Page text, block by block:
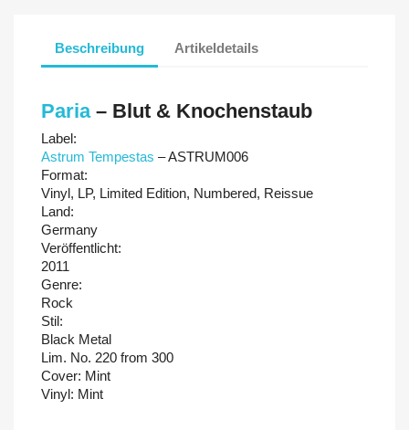
Beschreibung Artikeldetails
Paria ‎– Blut & Knochenstaub
Label:
Astrum Tempestas ‎– ASTRUM006
Format:
Vinyl, LP, Limited Edition, Numbered, Reissue
Land:
Germany
Veröffentlicht:
2011
Genre:
Rock
Stil:
Black Metal
Lim. No. 220 from 300
Cover: Mint
Vinyl: Mint